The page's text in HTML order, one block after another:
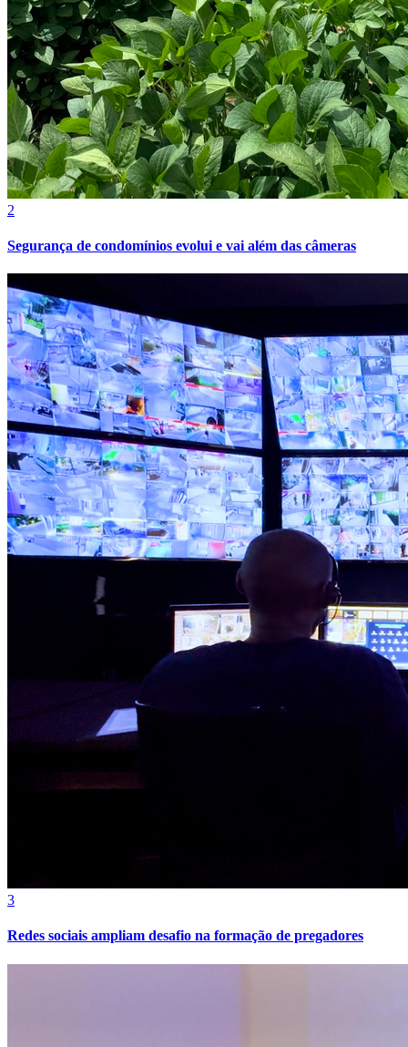
Vitória
2
Segurança de condomínios evolui e vai além das câmeras
3
Redes sociais ampliam desafio na formação de pregadores